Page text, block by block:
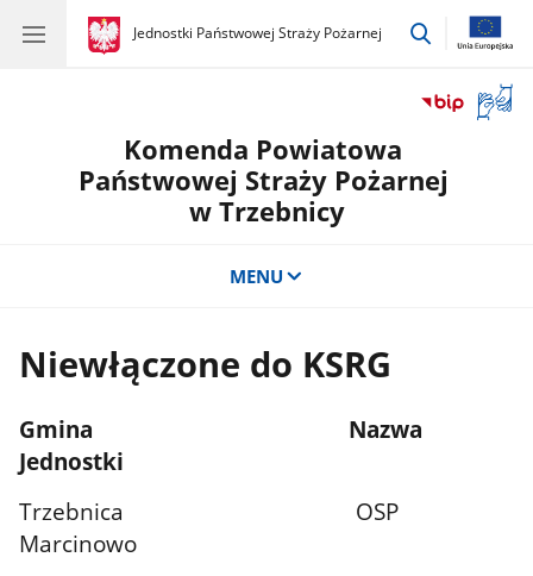
gov.pl
Jednostki Państwowej Straży Pożarnej
gov.pl
Jednostki
przejdź
okno
Komenda Powiatowa
Państwowej Straży Pożarnej
w Trzebnicy
MENU
Niewłączone do KSRG
Gmina Nazwa
Jednostki
Trzebnica OSP
Marcinowo